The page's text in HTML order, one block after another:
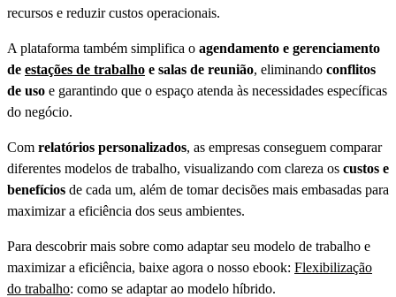
recursos e reduzir custos operacionais.
A plataforma também simplifica o agendamento e gerenciamento
de estações de trabalho e salas de reunião, eliminando conflitos
de uso e garantindo que o espaço atenda às necessidades específicas
do negócio.
Com relatórios personalizados, as empresas conseguem comparar
diferentes modelos de trabalho, visualizando com clareza os custos e
benefícios de cada um, além de tomar decisões mais embasadas para
maximizar a eficiência dos seus ambientes.
Para descobrir mais sobre como adaptar seu modelo de trabalho e
maximizar a eficiência, baixe agora o nosso ebook: Flexibilização
do trabalho: como se adaptar ao modelo híbrido.